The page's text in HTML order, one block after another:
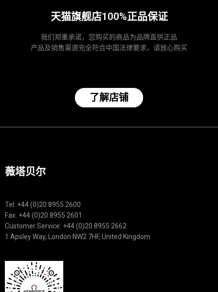
天猫旗舰店100%正品保证
我们郑重承诺，您购买的商品为品牌直供正品
产品及销售渠道完全符合中国法律要求，请放心购买
了解店铺
薇塔贝尔
Tel: +44 (0)20 8955 2600
Fax: +44 (0)20 8955 2601
Customer Service: +44 (0)20 8955 2662
1 Apsley Way, London NW2 7HF, United Kingdom